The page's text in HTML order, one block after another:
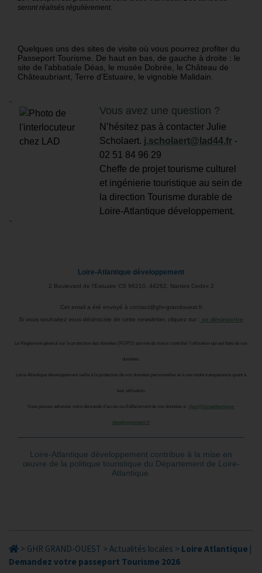
seront réalisés régulièrement.
Quelques uns des sites de visite où vous pourrez profiter du
Passeport Tourisme. De haut en bas, de gauche à droite : le
site de l’abbatiale Déas, le musée Dobrée, le Château de
Châteaubriant, Terre d’Estuaire, le vignoble Malidain.
¬
Vous avez une question ?
N’hésitez pas à contacter Julie
Scholaert. j.scholaert@lad44.fr -
02 51 84 96 29
Cheffe de projet tourisme culturel
et ingénierie touristique au sein de
la direction Tourisme durable de
Loire-Atlantique développement.
¬
Loire-Atlantique développement
2 Boulevard de l’Estuaire CS 96210, 44262, Nantes Cedex 2
Cet email a été envoyé à contact@ghr-grandouest.fr
Si vous souhaitez vous désinscrire de cette newsletter, cliquez sur : se désinscrire
Le Règlement général sur la protection des données (RGPD) permet de mieux contrôler l’utilisation qui est faite de vos
données.
Loire-Atlantique développement veille à la protection de vos données personnelles et à une totale transparence quant à
leur utilisation.
Vous pouvez adresser votre demande d’accès ou d’effacement de vos données à : dpo@loireatlantique-
developpement.fr
Loire-Atlantique développement contribue à la mise en
œuvre de la politique touristique du Département de Loire-
Atlantique
> GHR GRAND-OUEST > Actualités locales > Loire Atlantique |
Demandez votre passeport Tourisme 2026